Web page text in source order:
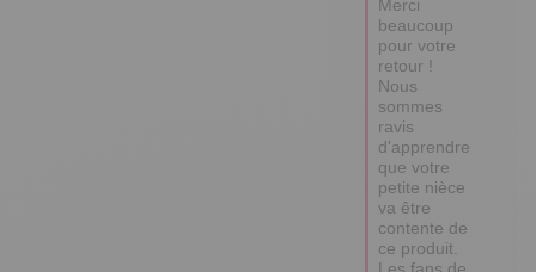
Merci
beaucoup
pour votre
retour !
Nous
sommes
ravis
d'apprendre
que votre
petite nièce
va être
contente de
ce produit.